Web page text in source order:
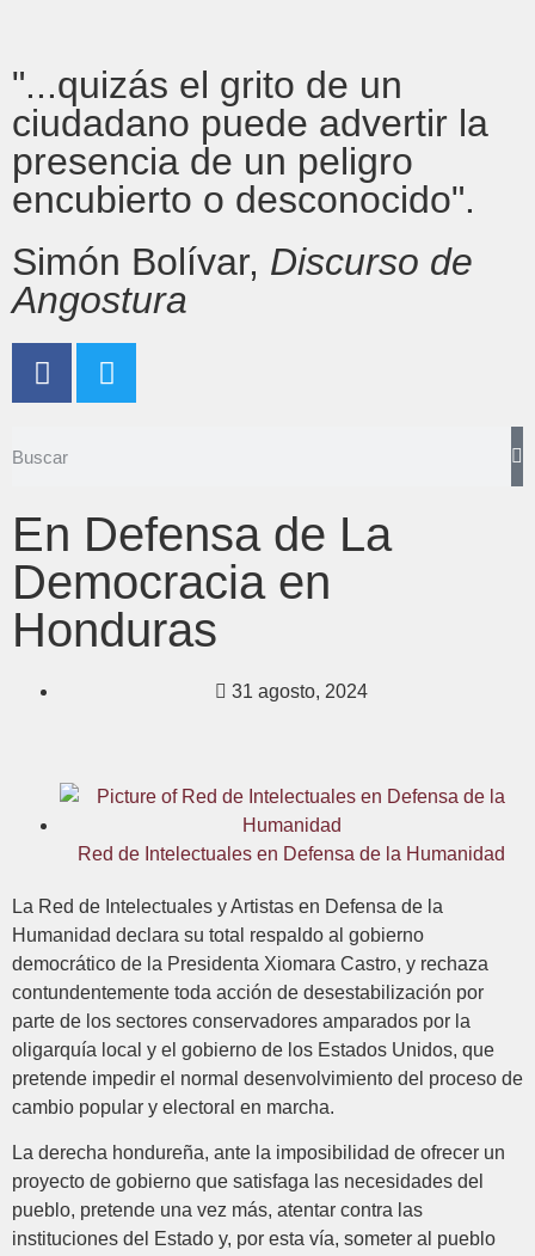
"...quizás el grito de un
ciudadano puede advertir la
presencia de un peligro
encubierto o desconocido".
Simón Bolívar, Discurso de
Angostura
En Defensa de La
Democracia en
Honduras
31 agosto, 2024
Red de Intelectuales en Defensa de la Humanidad
La Red de Intelectuales y Artistas en Defensa de la
Humanidad declara su total respaldo al gobierno
democrático de la Presidenta Xiomara Castro, y rechaza
contundentemente toda acción de desestabilización por
parte de los sectores conservadores amparados por la
oligarquía local y el gobierno de los Estados Unidos, que
pretende impedir el normal desenvolvimiento del proceso de
cambio popular y electoral en marcha.
La derecha hondureña, ante la imposibilidad de ofrecer un
proyecto de gobierno que satisfaga las necesidades del
pueblo, pretende una vez más, atentar contra las
instituciones del Estado y, por esta vía, someter al pueblo